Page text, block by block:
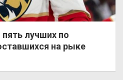
лучших по
на рыке